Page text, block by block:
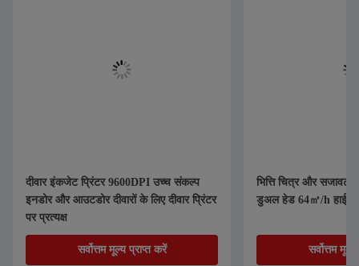
दीवार इंकजेट प्रिंटर 9600DPI उच्च संकल्प
इनडोर और आउटडोर दीवारों के लिए दीवार प्रिंटर
पर प्रत्यक्ष
सर्वोत्तम मूल्य प्राप्त करें
भित्ति चित्र और सजावट
डुअल हेड 64㎡/h हाई
सर्वोत्तम